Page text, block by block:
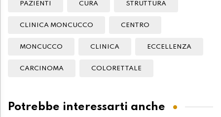
PAZIENTI CURA STRUTTURA
CLINICA MONCUCCO CENTRO
MONCUCCO CLINICA ECCELLENZA
CARCINOMA COLORETTALE
Potrebbe interessarti anche